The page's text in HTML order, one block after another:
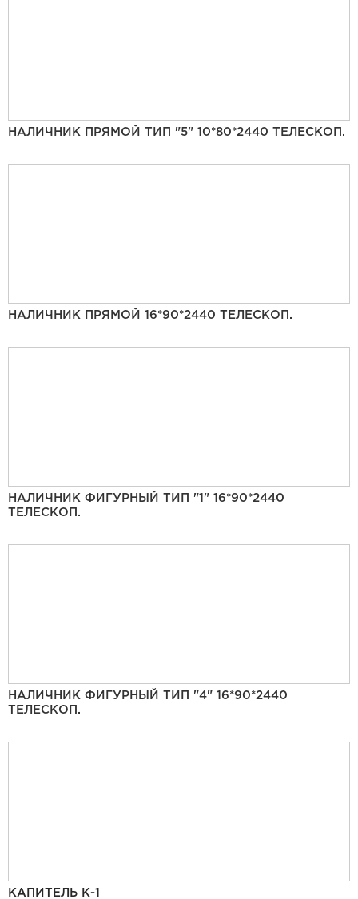
НАЛИЧНИК ПРЯМОЙ ТИП "5" 10*80*2440 ТЕЛЕСКОП.
НАЛИЧНИК ПРЯМОЙ 16*90*2440 ТЕЛЕСКОП.
НАЛИЧНИК ФИГУРНЫЙ ТИП "1" 16*90*2440
ТЕЛЕСКОП.
НАЛИЧНИК ФИГУРНЫЙ ТИП "4" 16*90*2440
ТЕЛЕСКОП.
КАПИТЕЛЬ К-1